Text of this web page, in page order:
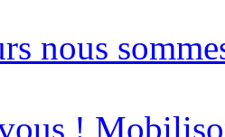
nous
!